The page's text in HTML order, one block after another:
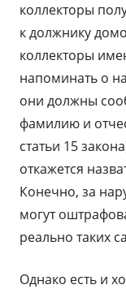
коллекторы
к должнику
коллекторы
напоминать о
они должны
фамилию и
статьи 15
откажется
Конечно, за
могут
реально таких
Однако есть и